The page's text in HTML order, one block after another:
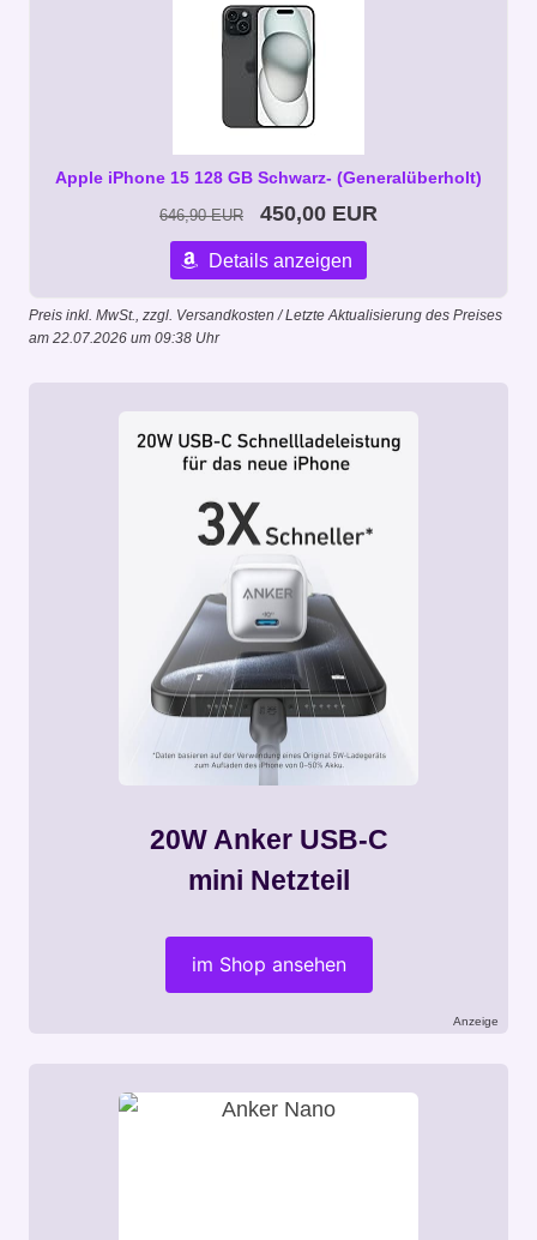
Apple iPhone 15 128 GB Schwarz- (Generalüberholt)
646,90 EUR 450,00 EUR
Details anzeigen
Preis inkl. MwSt., zzgl. Versandkosten / Letzte Aktualisierung des Preises
am 22.07.2026 um 09:38 Uhr
20W Anker USB-C
mini Netzteil
im Shop ansehen
Anzeige